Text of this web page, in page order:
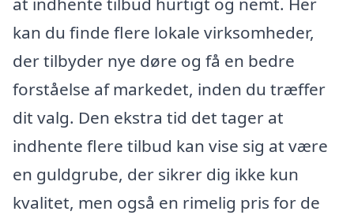
kan du finde flere lokale virksomheder,
der tilbyder nye døre og få en bedre
forståelse af markedet, inden du træffer
dit valg. Den ekstra tid det tager at
indhente flere tilbud kan vise sig at være
en guldgrube, der sikrer dig ikke kun
kvalitet, men også en rimelig pris for de